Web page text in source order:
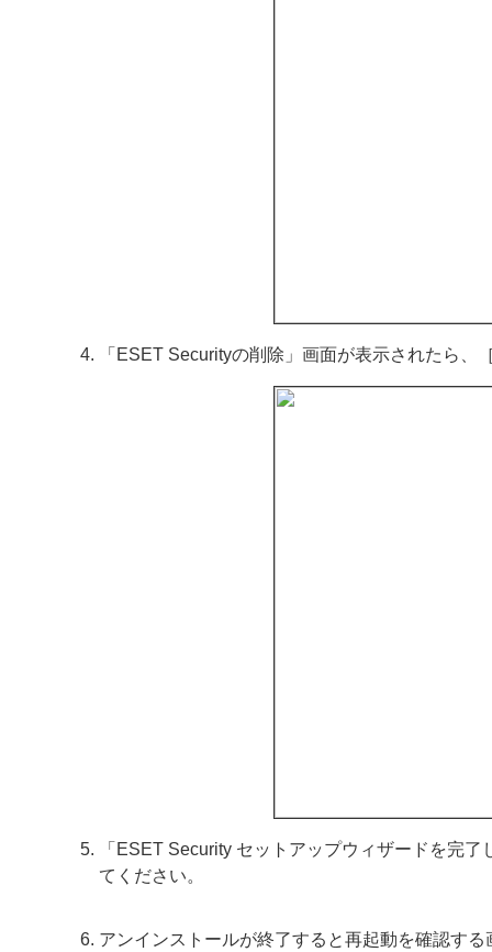
「ESET Securityの削除」画面が表示されたら、
「ESET Security セットアップウィザードを完
てください。
アンインストールが終了すると再起動を確認す